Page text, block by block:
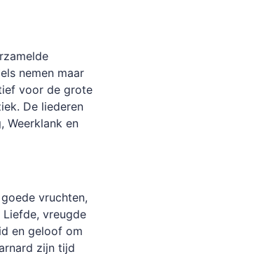
nemen maar
voor de grote
De liederen
Weerklank en
vruchten,
vreugde
en geloof om
zijn tijd